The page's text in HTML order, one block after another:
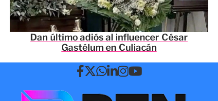
Dan último adiós al influencer César
Gastélum en Culiacán